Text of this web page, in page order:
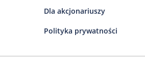
Dla akcjonariuszy
Polityka prywatności